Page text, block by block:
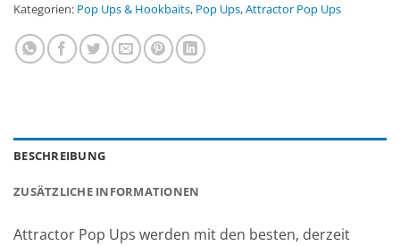
Kategorien: Pop Ups & Hookbaits, Pop Ups,Attractor Pop Ups
BESCHREIBUNG
ZUSÄTZLICHE INFORMATIONEN
Attractor Pop Ups werden mit den besten, derzeit